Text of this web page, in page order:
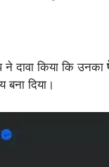
दावा किया कि उनका
दिया।